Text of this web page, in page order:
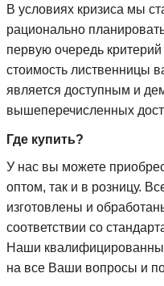
В условиях кризиса мы
рационально
первую очередь
стоимость лиственницы
является доступным и
вышеперечисленных
Где купить?
У нас вы можете
оптом, так и в розницу.
изготовлены и
соответствии со
Наши
на все Ваши вопросы и